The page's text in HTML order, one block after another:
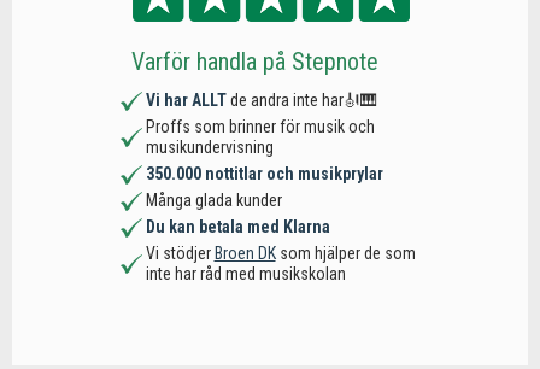
Varför handla på Stepnote
Vi har ALLTde andra inte har🎻🎹
Proffs som brinner för musik och
musikundervisning
350.000 nottitlar och musikprylar
Många glada kunder
Du kan betala med Klarna
Vi stödjer Broen DKsom hjälper de som
inte har råd med musikskolan